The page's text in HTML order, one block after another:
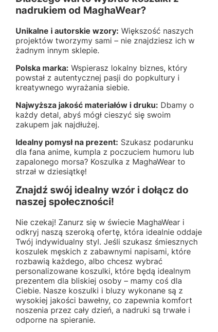
nadrukiem od MaghaWear?
Unikalne i autorskie wzory: Większość naszych
projektów tworzymy sami – nie znajdziesz ich w
żadnym innym sklepie.
Polska marka: Wspierasz lokalny biznes, który
powstał z autentycznej pasji do popkultury i
kreatywnego wyrażania siebie.
Najwyższa jakość materiałów i druku: Dbamy o
każdy detal, abyś mógł cieszyć się swoim
zakupem jak najdłużej.
Idealny pomysł na prezent: Szukasz podarunku
dla fana anime, kumpla z poczuciem humoru lub
zapalonego morsa? Koszulka z MaghaWear to
strzał w dziesiątkę!
Znajdź swój idealny wzór i dołącz do
naszej społeczności!
Nie czekaj! Zanurz się w świecie MaghaWear i
odkryj naszą szeroką ofertę, która idealnie oddaje
Twój indywidualny styl. Jeśli szukasz śmiesznych
koszulek męskich z zabawnymi napisami, które
rozbawią każdego, albo chcesz wybrać
personalizowane koszulki, które będą idealnym
prezentem dla bliskiej osoby – mamy coś dla
Ciebie. Nasze koszulki i bluzy wykonane są z
wysokiej jakości bawełny, co zapewnia komfort
noszenia przez cały dzień, a nadruki są trwałe i
odporne na spieranie.